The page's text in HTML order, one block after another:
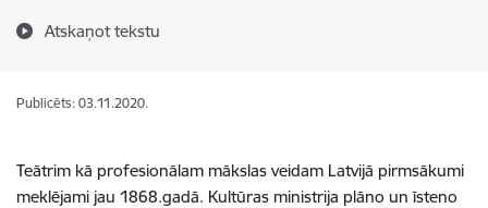
Atskaņot tekstu
Publicēts: 03.11.2020.
Teātrim kā profesionālam mākslas veidam Latvijā pirmsākumi
meklējami jau 1868.gadā. Kultūras ministrija plāno un īsteno